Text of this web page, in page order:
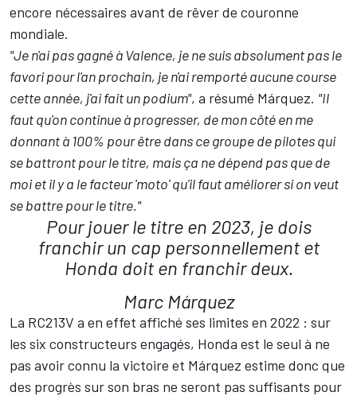
encore nécessaires avant de rêver de couronne
mondiale.
"Je n'ai pas gagné à Valence, je ne suis absolument pas le
favori pour l'an prochain, je n'ai remporté aucune course
cette année, j'ai fait un podium", a résumé Márquez. "Il
faut qu'on continue à progresser, de mon côté en me
donnant à 100% pour être dans ce groupe de pilotes qui
se battront pour le titre, mais ça ne dépend pas que de
moi et il y a le facteur 'moto' qu'il faut améliorer si on veut
se battre pour le titre."
Pour jouer le titre en 2023, je dois
franchir un cap personnellement et
Honda doit en franchir deux.
Marc Márquez
La RC213V a en effet affiché ses limites en 2022 : sur
les six constructeurs engagés, Honda est le seul à ne
pas avoir connu la victoire et Márquez estime donc que
des progrès sur son bras ne seront pas suffisants pour